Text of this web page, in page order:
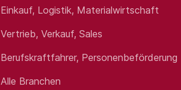
Einkauf, Logistik, Materialwirtschaft
Vertrieb, Verkauf, Sales
Berufskraftfahrer, Personenbeförderung
Alle Branchen